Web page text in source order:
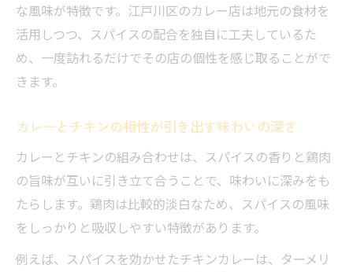
チキンカレーを家庭で手軽に楽しむコツ
な風味が特徴です。江戸川区のカレー店は地元の食材を
活用しつつ、スパイスの配合を独自に工夫しているた
め、一度訪れるだけでその店の個性を感じ取ることがで
きます。
カレーとチキンの相性が引き出す味わいの深さ
カレーとチキンの組み合わせは、スパイスの香りと鶏肉
の旨味が互いに引き立て合うことで、味わいに深みをも
たらします。鶏肉は比較的淡白なため、スパイスの風味
をしっかりと吸収しやすい特徴があります。
例えば、スパイスを効かせたチキンカレーは、ターメリ